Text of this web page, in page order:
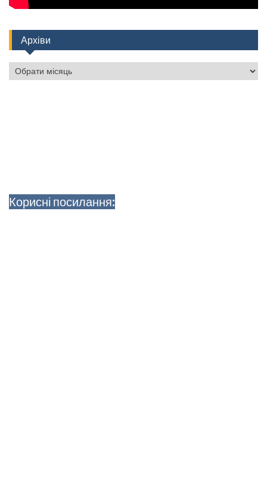
Архіви
Архіви
Корисні посилання: